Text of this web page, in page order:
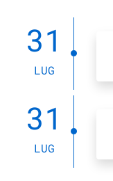
31
LUG
31
LUG